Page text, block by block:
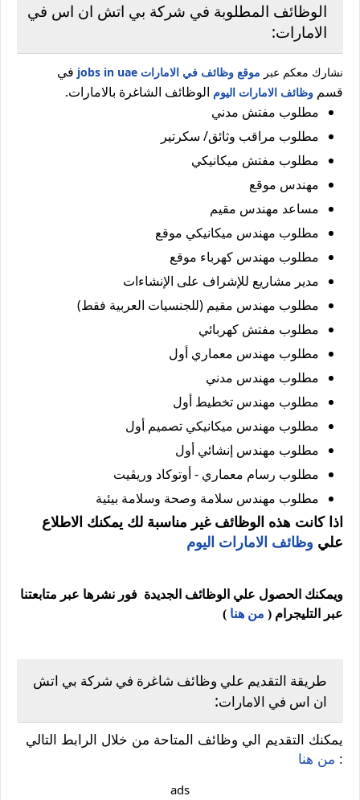
الوظائف المطلوبة في شركة بي اتش ان اس في
الامارات:
نشارك معكم عبر موقع وظائف في الامارات jobs in uae
في
قسم وظائف الامارات اليوم الوظائف الشاغرة بالامارات.
مطلوب مفتش مدني
مطلوب مراقب وثائق/ سكرتير
مطلوب مفتش ميكانيكي
مهندس موقع
مساعد مهندس مقيم
مطلوب مهندس ميكانيكي موقع
مطلوب مهندس كهرباء موقع
مدير مشاريع للإشراف على الإنشاءات
مطلوب مهندس مقيم (للجنسيات العربية فقط)
مطلوب مفتش كهربائي
مطلوب مهندس معماري أول
مطلوب مهندس مدني
مطلوب مهندس تخطيط أول
مطلوب مهندس ميكانيكي تصميم أول
مطلوب مهندس إنشائي أول
مطلوب رسام معماري - أوتوكاد وريڤيت
مطلوب مهندس سلامة وصحة وسلامة بيئية
اذا كانت هذه الوظائف غير مناسبة لك يمكنك الاطلاع
علي وظائف الامارات اليوم
ويمكنك الحصول علي الوظائف الجديدة فور نشرها عبر متابعتنا
عبر التليجرام ( من هنا )
طريقة التقديم علي وظائف شاغرة في شركة بي اتش
ان اس في الامارات:
يمكنك التقديم الي وظائف المتاحة من خلال الرابط التالي
: من هنا
ads